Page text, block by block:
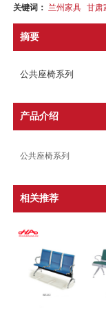
关键词： 兰州家具 甘肃
摘要
公共座椅系列
产品介绍
公共座椅系列
相关推荐